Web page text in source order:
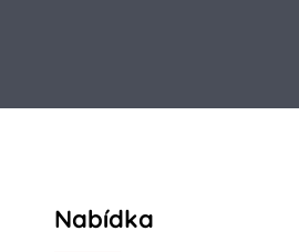
Nabídka